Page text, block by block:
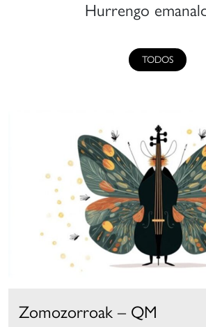
Hurrengo
TODOS
Zomozorroak – QM